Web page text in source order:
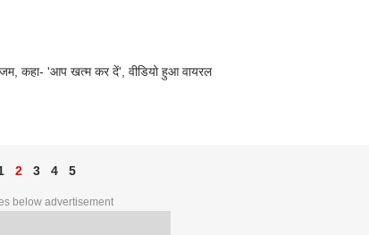
कहा- 'आप खत्म कर दें', वीडियो हुआ वायरल
2 3 4 5
below advertisement